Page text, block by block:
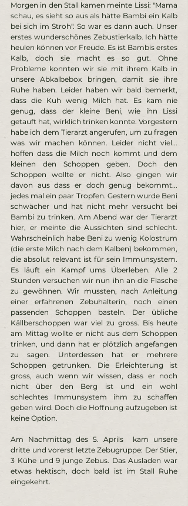
Morgen in den Stall kamen meinte Lissi: "Mama
schau, es sieht so aus als hätte Bambi ein Kalb
bei sich im Stroh". So war es dann auch. Unser
erstes wunderschönes Zebustierkalb. Ich hätte
heulen können vor Freude. Es ist Bambis erstes
Kalb, doch sie macht es so gut. Ohne
Probleme konnten wir sie mit ihrem Kalb in
unsere Abkalbebox bringen, damit sie ihre
Ruhe haben. Leider haben wir bald bemerkt,
dass die Kuh wenig Milch hat. Es kam nie
genug, dass der kleine Beni, wie ihn Lissi
getauft hat, wirklich trinken konnte. Vorgestern
habe ich dem Tierarzt angerufen, um zu fragen
was wir machen können. Leider nicht viel...
hoffen dass die Milch noch kommt und dem
kleinen den Schoppen geben. Doch den
Schoppen wollte er nicht. Also gingen wir
davon aus dass er doch genug bekommt...
jedes mal ein paar Tropfen. Gestern wurde Beni
schwächer und hat nicht mehr versucht bei
Bambi zu trinken. Am Abend war der Tierarzt
hier, er meinte die Aussichten sind schlecht.
Wahrscheinlich habe Beni zu wenig Kolostrum
(die erste Milch nach dem Kalben) bekommen,
die absolut relevant ist für sein Immunsystem.
Es läuft ein Kampf ums Überleben. Alle 2
Stunden versuchen wir nun ihn an die Flasche
zu gewöhnen. Wir mussten, nach Anleitung
einer erfahrenen Zebuhalterin, noch einen
passenden Schoppen basteln. Der übliche
Källberschoppen war viel zu gross. Bis heute
am Mittag wollte er nicht aus dem Schoppen
trinken, und dann hat er plötzlich angefangen
zu sagen. Unterdessen hat er mehrere
Schoppen getrunken. Die Erleichterung ist
gross, auch wenn wir wissen, dass er noch
nicht über den Berg ist und ein wohl
schlechtes Immunsystem ihm zu schaffen
geben wird. Doch die Hoffnung aufzugeben ist
keine Option.
Am Nachmittag des 5. Aprils  kam unsere
dritte und vorerst letzte Zebugruppe: Der Stier,
3 Kühe und 9 junge Zebus. Das Ausladen war
etwas hektisch, doch bald ist im Stall Ruhe
eingekehrt.